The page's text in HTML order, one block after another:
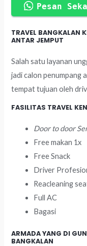
Pesan
TRAVEL BANGKALAN
ANTAR JEMPUT
Salah satu layanan
jadi calon penumpang
tempat tujuan oleh
FASILITAS TRAVEL
Door to door
Free makan 1x
Free Snack
Driver
Reacleaning
Full AC
Bagasi
ARMADA YANG DI
BANGKALAN